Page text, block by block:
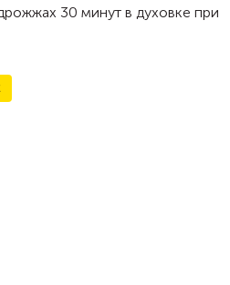
30 минут в духовке при